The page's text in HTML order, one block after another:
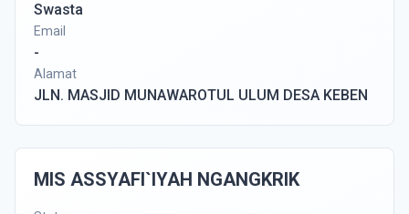
Swasta
Email
-
Alamat
JLN. MASJID MUNAWAROTUL ULUM DESA KEBEN
MIS ASSYAFI`IYAH NGANGKRIK